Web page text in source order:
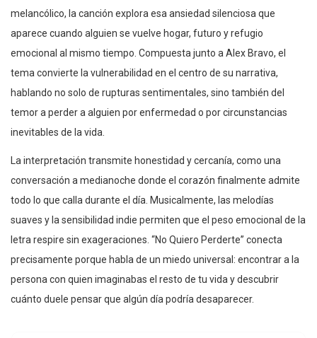
melancólico, la canción explora esa ansiedad silenciosa que
aparece cuando alguien se vuelve hogar, futuro y refugio
emocional al mismo tiempo. Compuesta junto a Alex Bravo, el
tema convierte la vulnerabilidad en el centro de su narrativa,
hablando no solo de rupturas sentimentales, sino también del
temor a perder a alguien por enfermedad o por circunstancias
inevitables de la vida.
La interpretación transmite honestidad y cercanía, como una
conversación a medianoche donde el corazón finalmente admite
todo lo que calla durante el día. Musicalmente, las melodías
suaves y la sensibilidad indie permiten que el peso emocional de la
letra respire sin exageraciones. “No Quiero Perderte” conecta
precisamente porque habla de un miedo universal: encontrar a la
persona con quien imaginabas el resto de tu vida y descubrir
cuánto duele pensar que algún día podría desaparecer.